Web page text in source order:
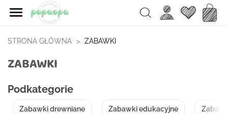
 Search Ulubione
STRONA GŁÓWNA ZABAWKI
ZABAWKI
Podkategorie
Zabawki drewniane Zabawki edukacyjne